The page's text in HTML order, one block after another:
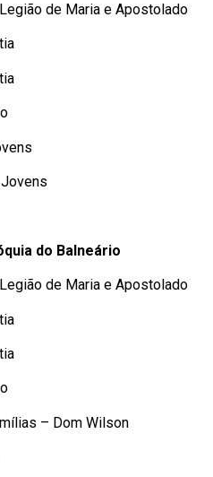
de Maria e Apostolado
do Balneário
de Maria e Apostolado
– Dom Wilson